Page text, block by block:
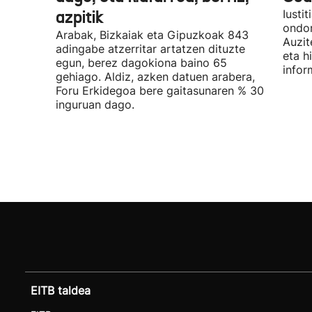
azpitik
Arabak, Bizkaiak eta Gipuzkoak 843
adingabe atzerritar artatzen dituzte
egun, berez dagokiona baino 65
gehiago. Aldiz, azken datuen arabera,
Foru Erkidegoa bere gaitasunaren % 30
inguruan dago.
eta
EITB taldea